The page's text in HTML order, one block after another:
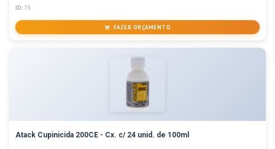
ID: 73
FAZER ORÇAMENTO
Atack Cupinicida 200CE - Cx. c/ 24 unid. de 100ml